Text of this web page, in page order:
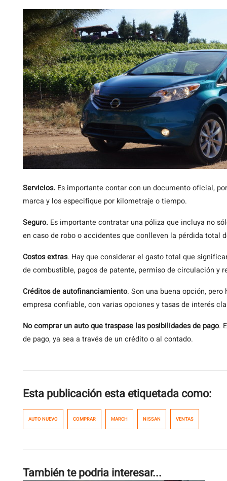
Servicios. Es importante contar con un documento oficial,
marca y los especifique por kilometraje o tiempo.
Seguro. Es importante contratar una póliza que incluya no
en caso de robo o accidentes que conlleven la pérdida total
Costos extras. Hay que considerar el gasto total que
de combustible, pagos de patente, permiso de circulación y
Créditos de autofinanciamiento. Son una buena opción,
empresa confiable, con varias opciones y tasas de interés
No comprar un auto que traspase las posibilidades de pago.
de pago, ya sea a través de un crédito o al contado.
Esta publicación esta etiquetada como:
AUTO NUEVO COMPRAR MARCH NISSAN VENTAS
También te podria interesar...